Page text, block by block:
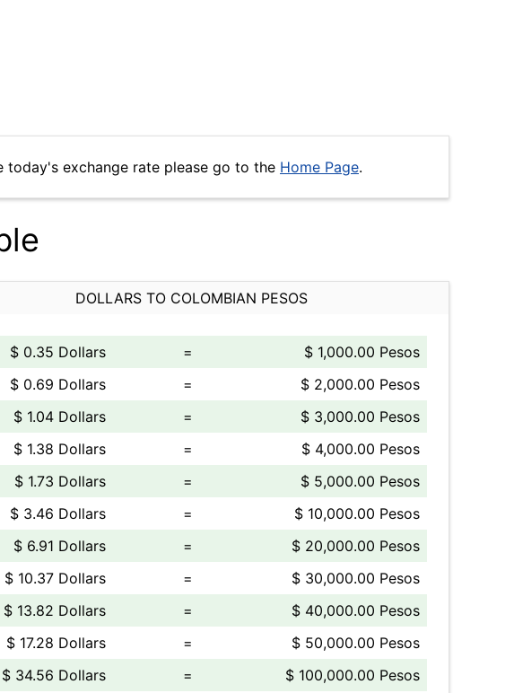
today's exchange rate please go to the Home Page.
DOLLARS TO COLOMBIAN PESOS
$ 0.35 Dollars =
$ 1,000.00 Pesos
$ 0.69 Dollars
=
$ 2,000.00 Pesos
$ 1.04 Dollars
=
$ 3,000.00 Pesos
$ 1.38 Dollars
=
$ 4,000.00 Pesos
$ 1.73 Dollars
=
$ 5,000.00 Pesos
$ 3.46 Dollars
=
$ 10,000.00 Pesos
$ 6.91 Dollars
=
$ 20,000.00 Pesos
$ 10.37 Dollars
=
$ 30,000.00 Pesos
$ 13.82 Dollars
=
$ 40,000.00 Pesos
$ 17.28 Dollars
=
$ 50,000.00 Pesos
$ 34.56 Dollars
= $ 100,000.00 Pesos